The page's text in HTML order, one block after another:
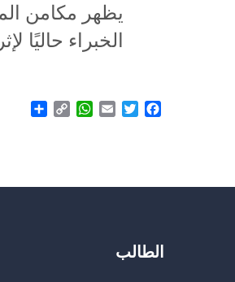
يظهر مكامن
الخبراء حاليًا
Facebook
Twitter
Email
WhatsApp
Copy
الطالب